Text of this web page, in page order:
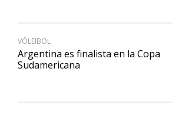
VÓLEIBOL
Argentina es finalista en la Copa
Sudamericana